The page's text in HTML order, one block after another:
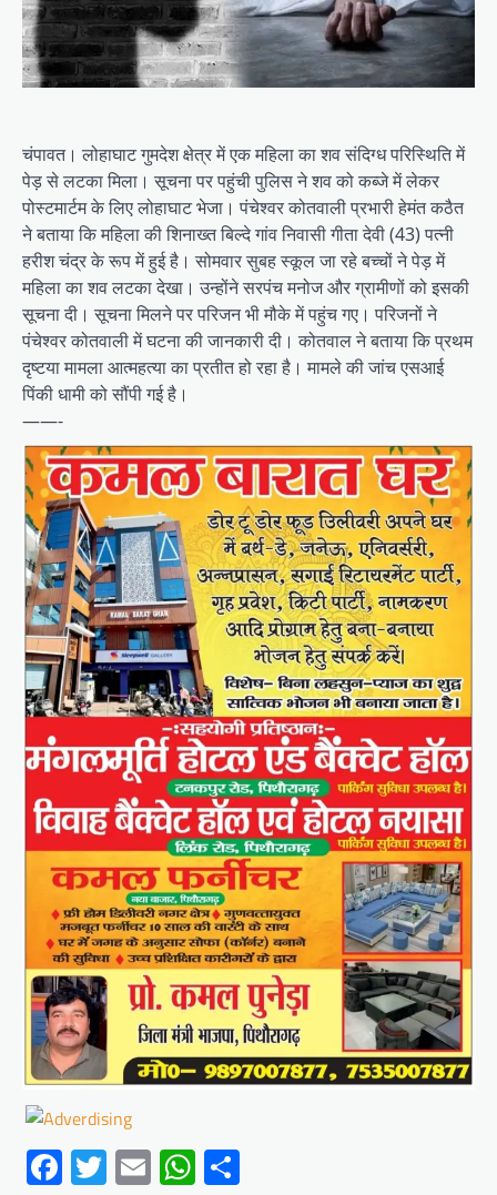
चंपावत। लोहाघाट गुमदेश क्षेत्र में एक महिला का शव संदिग्ध परिस्थिति में
पेड़ से लटका मिला। सूचना पर पहुंची पुलिस ने शव को कब्जे में लेकर
पोस्टमार्टम के लिए लोहाघाट भेजा। पंचेश्वर कोतवाली प्रभारी हेमंत कठैत
ने बताया कि महिला की शिनाख्त बिल्दे गांव निवासी गीता देवी (43) पत्नी
हरीश चंद्र के रूप में हुई है। सोमवार सुबह स्कूल जा रहे बच्चों ने पेड़ में
महिला का शव लटका देखा। उन्होंने सरपंच मनोज और ग्रामीणों को इसकी
सूचना दी। सूचना मिलने पर परिजन भी मौके में पहुंच गए। परिजनों ने
पंचेश्वर कोतवाली में घटना की जानकारी दी। कोतवाल ने बताया कि प्रथम
दृष्टया मामला आत्महत्या का प्रतीत हो रहा है। मामले की जांच एसआई
पिंकी धामी को सौंपी गई है।
——-
Facebook
Twitter
EmailWhatsApp